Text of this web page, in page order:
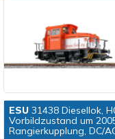
ESU31438 Diesellok,
Vorbildzustand um
Rangierkupplung, DC/